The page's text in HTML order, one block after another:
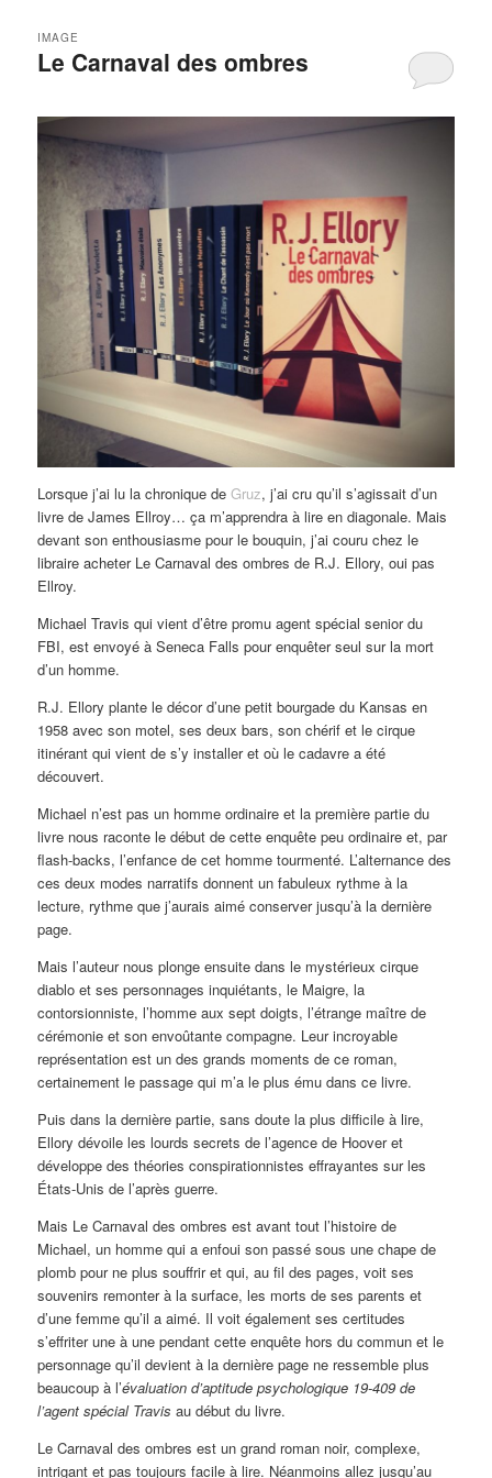
Le Carnaval des ombres
IMAGE
Lorsque j’ai lu la chronique deGruz, j’ai cru qu’il s’agissait d’un
livre de James Ellroy… ça m’apprendra à lire en diagonale. Mais
devant son enthousiasme pour le bouquin, j’ai couru chez le
libraire acheter Le Carnaval des ombres de R.J. Ellory, oui pas
Ellroy.
Michael Travis qui vient d’être promu agent spécial senior du
FBI, est envoyé à Seneca Falls pour enquêter seul sur la mort
d’un homme.
R.J. Ellory plante le décor d’une petit bourgade du Kansas en
1958 avec son motel, ses deux bars, son chérif et le cirque
itinérant qui vient de s’y installer et où le cadavre a été
découvert.
Michael n’est pas un homme ordinaire et la première partie du
livre nous raconte le début de cette enquête peu ordinaire et, par
flash-backs, l’enfance de cet homme tourmenté. L’alternance des
ces deux modes narratifs donnent un fabuleux rythme à la
lecture, rythme que j’aurais aimé conserver jusqu’à la dernière
page.
Mais l’auteur nous plonge ensuite dans le mystérieux cirque
diablo et ses personnages inquiétants, le Maigre, la
contorsionniste, l’homme aux sept doigts, l’étrange maître de
cérémonie et son envoûtante compagne. Leur incroyable
représentation est un des grands moments de ce roman,
certainement le passage qui m’a le plus ému dans ce livre.
Puis dans la dernière partie, sans doute la plus difficile à lire,
Ellory dévoile les lourds secrets de l’agence de Hoover et
développe des théories conspirationnistes effrayantes sur les
États-Unis de l’après guerre.
Mais Le Carnaval des ombres est avant tout l’histoire de
Michael, un homme qui a enfoui son passé sous une chape de
plomb pour ne plus souffrir et qui, au fil des pages, voit ses
souvenirs remonter à la surface, les morts de ses parents et
d’une femme qu’il a aimé. Il voit également ses certitudes
s’effriter une à une pendant cette enquête hors du commun et le
personnage qu’il devient à la dernière page ne ressemble plus
beaucoup à l’évaluation d’aptitude psychologique 19-409 de
l’agent spécial Travis au début du livre.
Le Carnaval des ombres est un grand roman noir, complexe,
intrigant et pas toujours facile à lire. Néanmoins allez jusqu’au